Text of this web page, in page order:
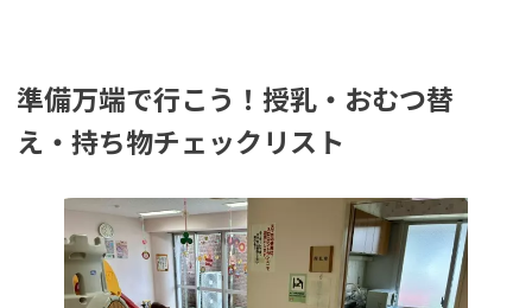
準備万端で行こう！授乳・おむつ替
え・持ち物チェックリスト